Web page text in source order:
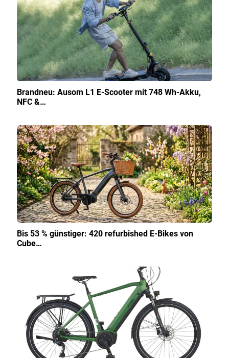
Brandneu: Ausom L1 E-Scooter mit 748 Wh-Akku,
NFC &…
Bis 53 % günstiger: 420 refurbished E-Bikes von
Cube…